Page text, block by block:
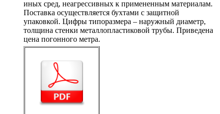
иных сред, неагрессивных к примененным материалам.
Поставка осуществляется бухтами с защитной
упаковкой. Цифры типоразмера – наружный диаметр,
толщина стенки металлопластиковой трубы. Приведена
цена погонного метра.